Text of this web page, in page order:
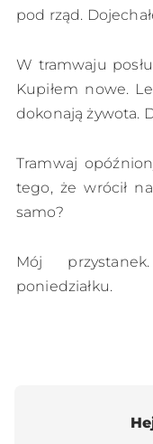
pod rząd.
W tramwaju
Kupiłem nowe.
dokonają żywota.
Tramwaj
tego, że wrócił
samo?
Mój
poniedziałku.